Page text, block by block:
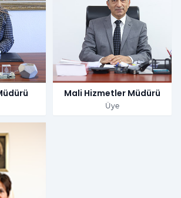
Mali Hizmetler Müdürü
Üye